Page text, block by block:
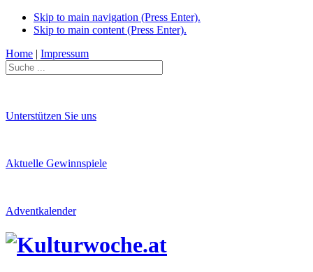
Skip to main navigation (Press Enter).
Skip to main content (Press Enter).
Home | Impressum
Unterstützen Sie uns
Aktuelle Gewinnspiele
Adventkalender